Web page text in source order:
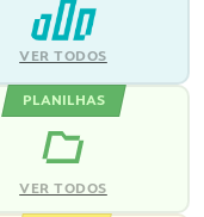
VER TODOS
PLANILHAS
VER TODOS